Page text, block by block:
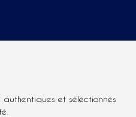
authentiques et séléctionnés